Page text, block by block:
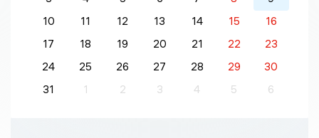
10
11 12 13 14 15
16
17
18 19 20 21 22
23
24
25 26 27 28 29
30
31
1 2 3 4 5 6